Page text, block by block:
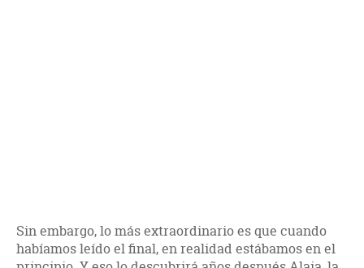
Sin embargo, lo más extraordinario es que cuando
habíamos leído el final, en realidad estábamos en el